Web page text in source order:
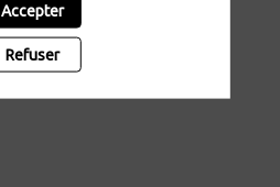
Accepter
Refuser